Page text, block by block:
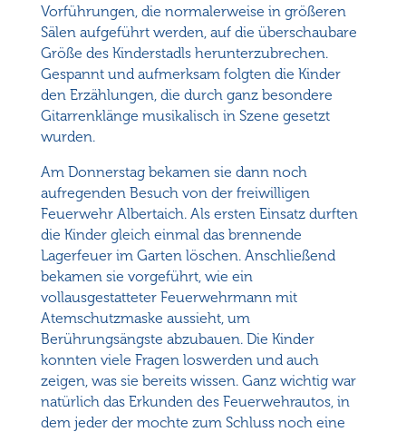
Vorführungen, die normalerweise in größeren
Sälen aufgeführt werden, auf die überschaubare
Größe des Kinderstadls herunterzubrechen.
Gespannt und aufmerksam folgten die Kinder
den Erzählungen, die durch ganz besondere
Gitarrenklänge musikalisch in Szene gesetzt
wurden.
Am Donnerstag bekamen sie dann noch
aufregenden Besuch von der freiwilligen
Feuerwehr Albertaich. Als ersten Einsatz durften
die Kinder gleich einmal das brennende
Lagerfeuer im Garten löschen. Anschließend
bekamen sie vorgeführt, wie ein
vollausgestatteter Feuerwehrmann mit
Atemschutzmaske aussieht, um
Berührungsängste abzubauen. Die Kinder
konnten viele Fragen loswerden und auch
zeigen, was sie bereits wissen. Ganz wichtig war
natürlich das Erkunden des Feuerwehrautos, in
dem jeder der mochte zum Schluss noch eine